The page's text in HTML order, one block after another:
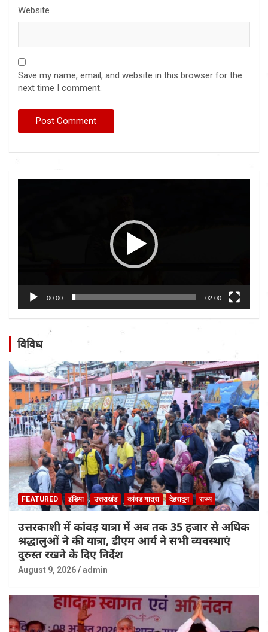
Website
Save my name, email, and website in this browser for the
next time I comment.
00:00 02:00
विविध
FEATURED इंडिया उत्तराखंड कांवड यात्रा देहरादून राज्य
उत्तरकाशी में कांवड़ यात्रा में अब तक 35 हजार से अधिक
श्रद्धालुओं ने की यात्रा, डीएम आर्य ने सभी व्यवस्थाएं
दुरुस्त रखने के दिए निर्देश
August 9, 2026 admin